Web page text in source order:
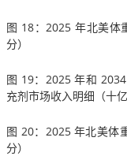
图 18：2025 年北美体
分）
图 19：2025 年和
充剂市场收入明细（十亿
图 20：2025 年北美体
分）